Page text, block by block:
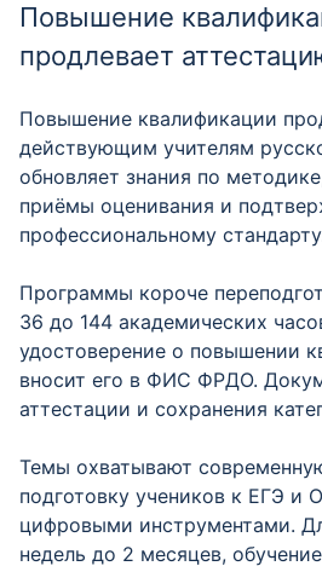
Повышение
продлевает
Повышение квалификации
действующим учителям
обновляет знания по
приёмы оценивания и
профессиональному
Программы короче
36 до 144 академических
удостоверение о повышении
вносит его в ФИС ФРДО.
аттестации и сохранения
Темы охватывают
подготовку учеников к ЕГЭ и
цифровыми инструментами.
недель до 2 месяцев,